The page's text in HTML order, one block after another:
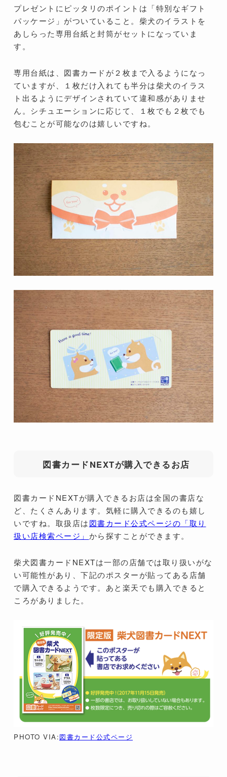
プレゼントにピッタリのポイントは「特別なギフト
パッケージ」がついていること。柴犬のイラストを
あしらった専用台紙と封筒がセットになっていま
す。
専用台紙は、図書カードが２枚まで入るようになっ
ていますが、１枚だけ入れても半分は柴犬のイラス
ト出るようにデザインされていて違和感がありませ
ん。シチュエーションに応じて、１枚でも２枚でも
包むことが可能なのは嬉しいですね。
図書カードNEXTが購入できるお店
図書カードNEXTが購入できるお店は全国の書店な
ど、たくさんあります。気軽に購入できるのも嬉し
いですね。取扱店は図書カード公式ページの「取り
扱い店検索ページ」から探すことができます。
柴犬図書カードNEXTは一部の店舗では取り扱いがな
い可能性があり、下記のポスターが貼ってある店舗
で購入できるようです。あと楽天でも購入できると
ころがありました。
PHOTO VIA:図書カード公式ページ